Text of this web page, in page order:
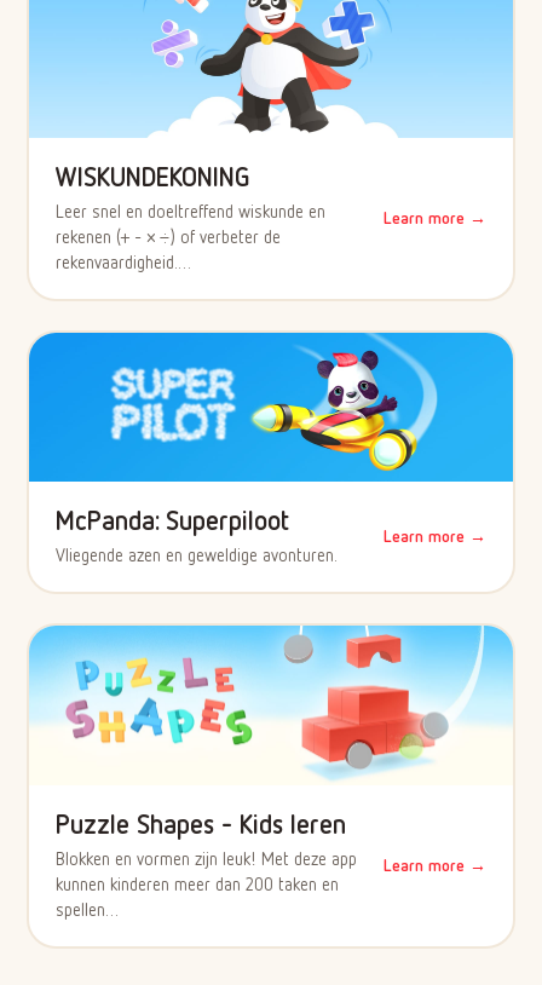
WISKUNDEKONING
Leer snel en doeltreffend wiskunde en
rekenen (+ - × ÷) of verbeter de
rekenvaardigheid.…
Learn more →
McPanda: Superpiloot
Vliegende azen en geweldige avonturen.
Learn more →
Puzzle Shapes - Kids leren
Blokken en vormen zijn leuk! Met deze app
kunnen kinderen meer dan 200 taken en
spellen…
Learn more →